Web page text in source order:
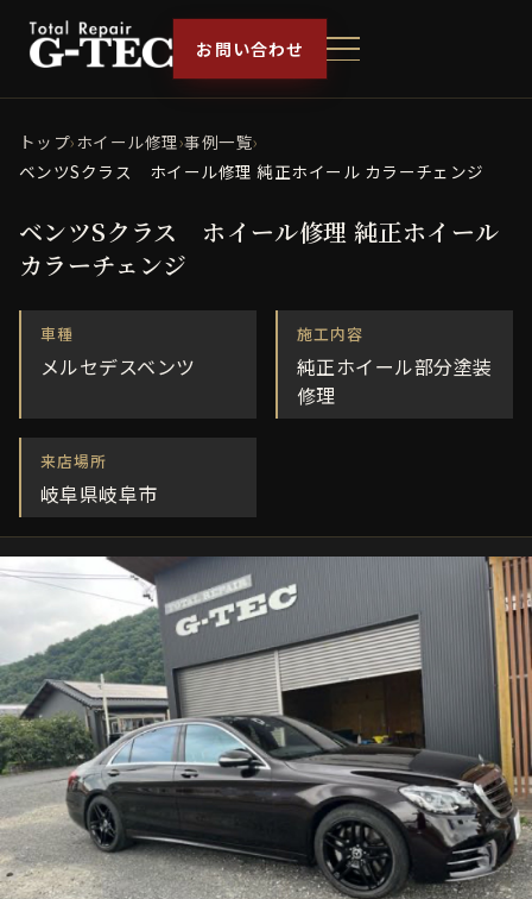
お問い合わせ
トップ›ホイール修理›事例一覧›
ベンツSクラス ホイール修理 純正ホイール カラーチェンジ
ベンツSクラス ホイール修理 純正ホイール
カラーチェンジ
車種
メルセデスベンツ
施工内容
純正ホイール部分塗装
修理
来店場所
岐阜県岐阜市